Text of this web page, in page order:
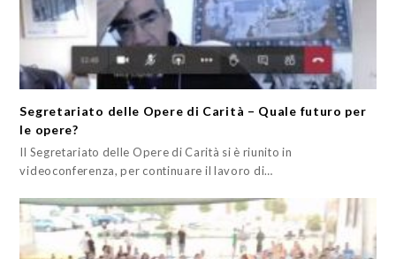
Segretariato delle Opere di Carità – Quale futuro per
le opere?
Il Segretariato delle Opere di Carità si è riunito in
videoconferenza, per continuare il lavoro di…